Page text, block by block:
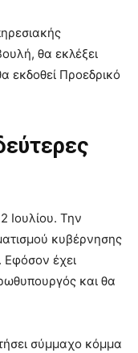
θα εκλέξει
εκδοθεί Προεδρικό
Ιουλίου. Την
κυβέρνησης
έχει
και θα
σύμμαχο κόμμα